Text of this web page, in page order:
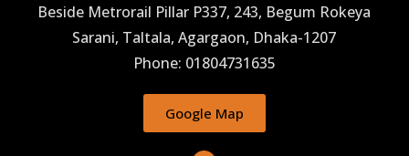
Beside Metrorail Pillar P337, 243, Begum Rokeya
Sarani, Taltala, Agargaon, Dhaka-1207
Phone: 01804731635
Google Map